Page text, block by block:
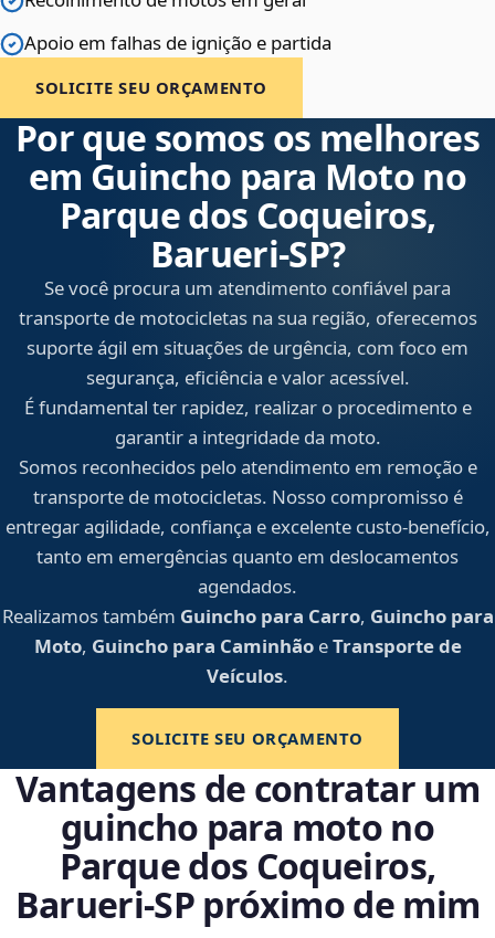
Apoio em falhas de ignição e partida
SOLICITE SEU ORÇAMENTO
Por que somos os melhores
em Guincho para Moto no
Parque dos Coqueiros,
Barueri‑SP?
Se você procura um atendimento confiável para
transporte de motocicletas na sua região, oferecemos
suporte ágil em situações de urgência, com foco em
segurança, eficiência e valor acessível.
É fundamental ter rapidez, realizar o procedimento e
garantir a integridade da moto.
Somos reconhecidos pelo atendimento em remoção e
transporte de motocicletas. Nosso compromisso é
entregar agilidade, confiança e excelente custo-benefício,
tanto em emergências quanto em deslocamentos
agendados.
Realizamos também Guincho para Carro, Guincho para
Moto, Guincho para CaminhãoeTransporte de
Veículos.
SOLICITE SEU ORÇAMENTO
Vantagens de contratar um
guincho para moto no
Parque dos Coqueiros,
Barueri‑SP próximo de mim